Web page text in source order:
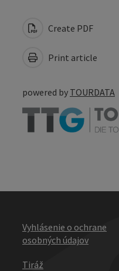
Create PDF
Print article
powered by TOURDATA
Vyhlásenie o ochrane
osobných údajov
Tiráž